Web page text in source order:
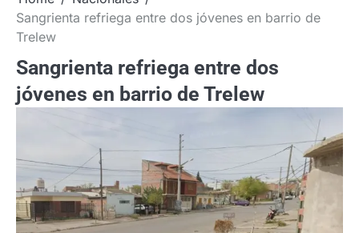
Sangrienta refriega entre dos jóvenes en barrio de
Trelew
Sangrienta refriega entre dos
jóvenes en barrio de Trelew